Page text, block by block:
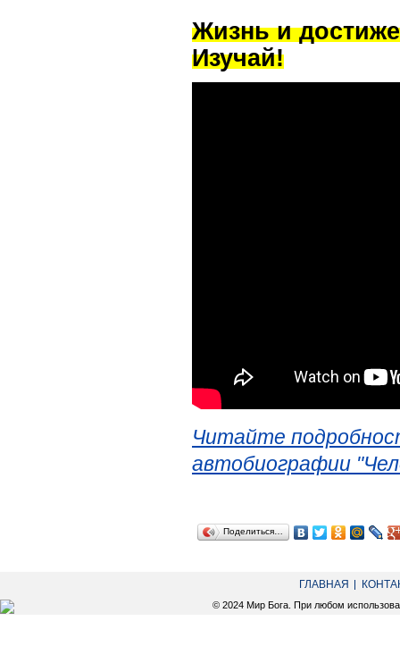
Жизнь и
Изучай!
Читайте
автобиографии
Поделиться…
ГЛАВНАЯ
© 2024 Мир Бога. При любом